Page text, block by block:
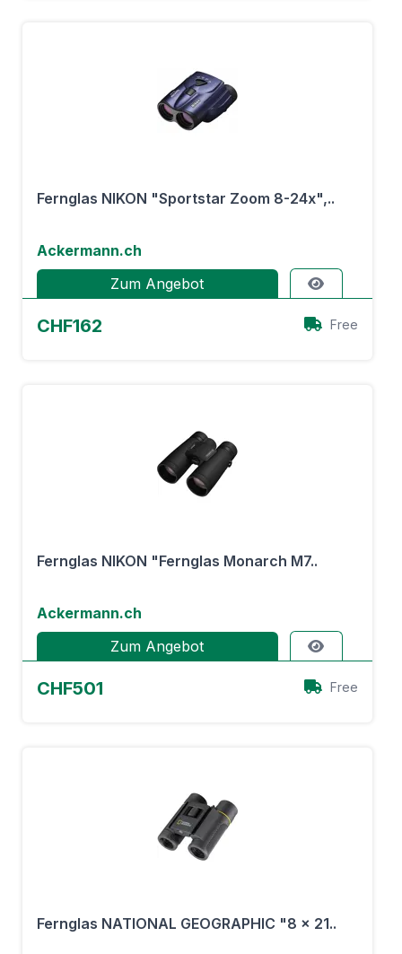
Fernglas NIKON "Sportstar Zoom 8-24x",..
Ackermann.ch
Zum Angebot
CHF162 Free
Fernglas NIKON "Fernglas Monarch M7..
Ackermann.ch
Zum Angebot
CHF501 Free
Fernglas NATIONAL GEOGRAPHIC "8 x 21..